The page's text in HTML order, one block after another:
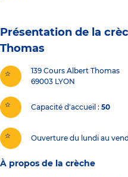
Présentation de la
Thomas
139 Cours Albert Thomas
69003 LYON
Capacité d'accueil 50
Ouverture du lundi au
À propos de la crèche